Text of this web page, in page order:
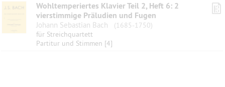
Wohltemperiertes Klavier Teil 2, Heft 6: 2
vierstimmige Präludien und Fugen
Johann Sebastian Bach
(1685-1750)
für Streichquartett
Partitur und Stimmen [4]